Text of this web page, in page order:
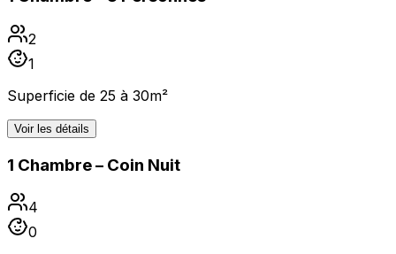
2
1
Superficie de 25 à 30m²
Voir les détails
1 Chambre – Coin Nuit
4
0